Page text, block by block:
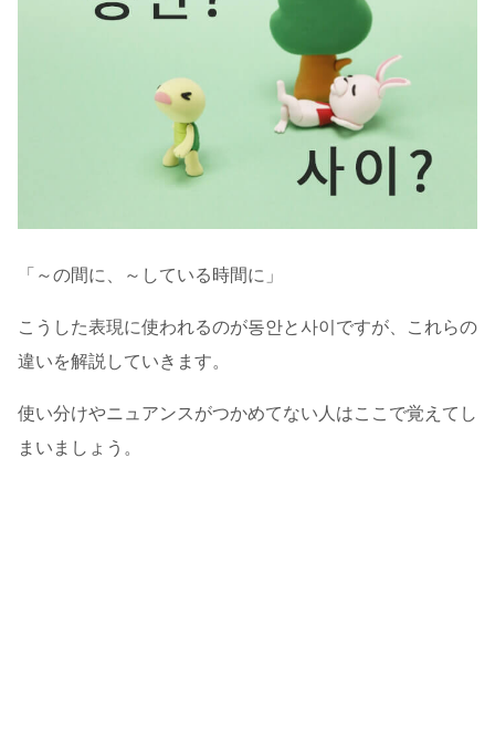
「～の間に、～している時間に」
こうした表現に使われるのが동안と사이ですが、これらの
違いを解説していきます。
使い分けやニュアンスがつかめてない人はここで覚えてし
まいましょう。